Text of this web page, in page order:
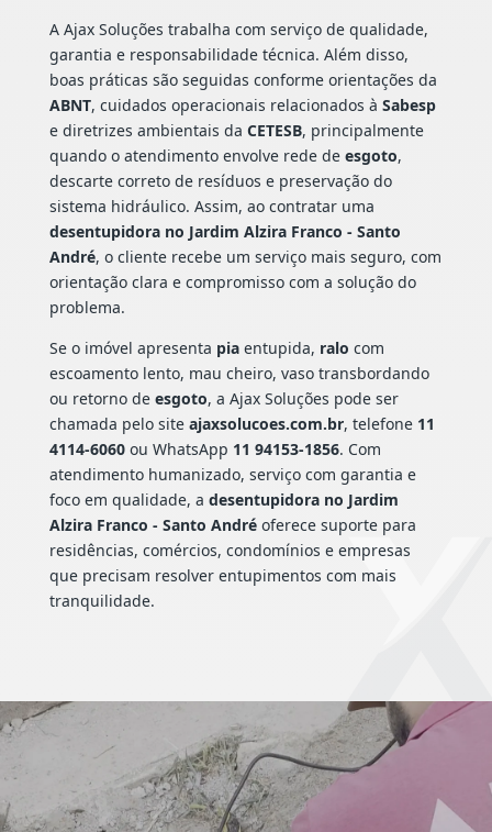
A Ajax Soluções trabalha com serviço de qualidade,
garantia e responsabilidade técnica. Além disso,
boas práticas são seguidas conforme orientações da
ABNT, cuidados operacionais relacionados à Sabesp
e diretrizes ambientais da CETESB, principalmente
quando o atendimento envolve rede de esgoto,
descarte correto de resíduos e preservação do
sistema hidráulico. Assim, ao contratar uma
desentupidora no Jardim Alzira Franco - Santo
André, o cliente recebe um serviço mais seguro, com
orientação clara e compromisso com a solução do
problema.
Se o imóvel apresenta piaentupida, ralo com
escoamento lento, mau cheiro, vaso transbordando
ou retorno de esgoto, a Ajax Soluções pode ser
chamada pelo site ajaxsolucoes.com.br, telefone 11
4114-6060ou WhatsApp 11 94153-1856. Com
atendimento humanizado, serviço com garantia e
foco em qualidade, a desentupidora no Jardim
Alzira Franco - Santo Andréoferece suporte para
residências, comércios, condomínios e empresas
que precisam resolver entupimentos com mais
tranquilidade.